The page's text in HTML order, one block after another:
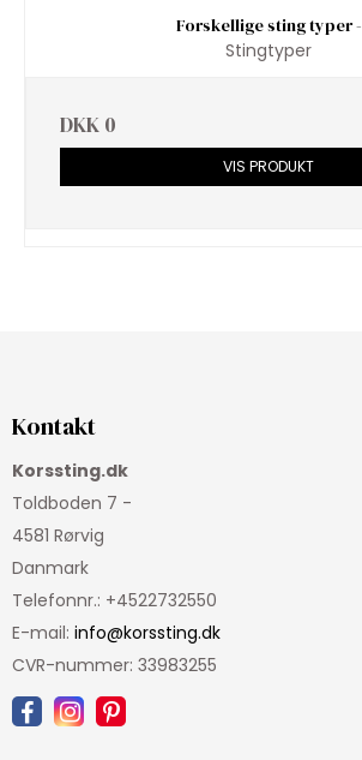
Forskellige sting typer -
Stingtyper
DKK 0
VIS PRODUKT
Kontakt
Korssting.dk
Toldboden 7 -
4581 Rørvig
Danmark
Telefonnr.: +4522732550
E-mail: info@korssting.dk
CVR-nummer: 33983255